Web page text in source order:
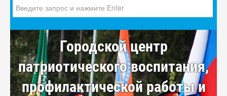
Городской центр
патриотического воспитания,
профилактической работы и